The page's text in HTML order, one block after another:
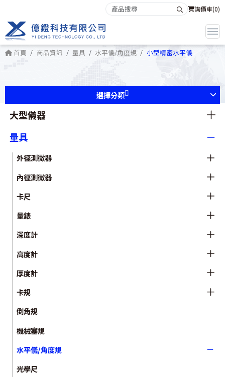
詢價車(0)
首頁 商品資訊 量具 水平儀/角度規 小型精密水平儀
選擇分類
大型儀器
量具
外徑測微器
內徑測微器
卡尺
量錶
深度計
高度計
厚度計
卡規
倒角規
機械塞規
水平儀/角度規
光學尺